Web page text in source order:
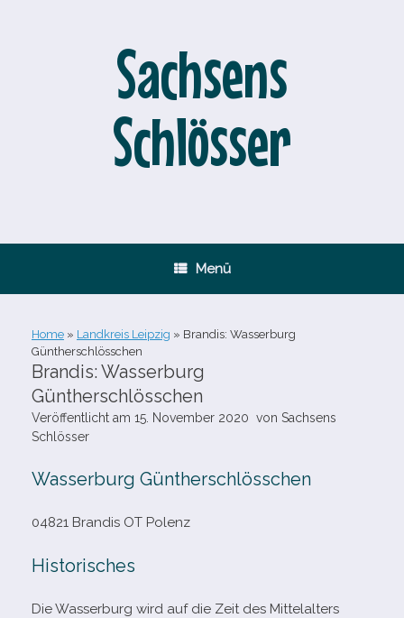
Sachsens
Schlösser
Menü
Home » Landkreis Leipzig » Brandis: Wasserburg
Güntherschlösschen
Brandis: Wasserburg
Güntherschlösschen
Veröffentlicht am 15. November 2020 von Sachsens
Schlösser
Wasserburg Güntherschlösschen
04821 Brandis OT Polenz
Historisches
Die Wasserburg wird auf die Zeit des Mittelalters